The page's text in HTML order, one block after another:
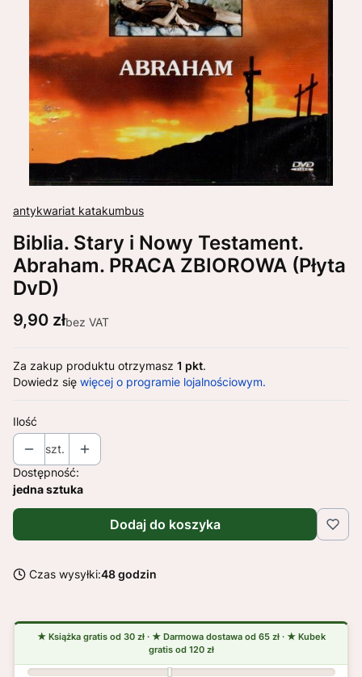
antykwariat katakumbus
Biblia. Stary i Nowy Testament.
Abraham. PRACA ZBIOROWA (Płyta
DvD)
Cena
9,90 złbez VAT
Za zakup produktu otrzymasz 1 pkt.
Dowiedz się więcej o programie lojalnościowym.
Ilość
szt.
Dostępność:
jedna sztuka
Dodaj do koszyka
Czas wysyłki:48 godzin